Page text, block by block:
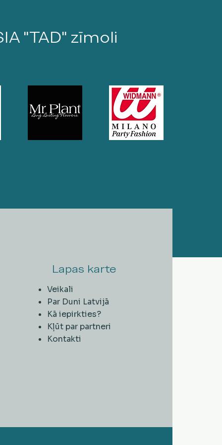
"TAD" zīmoli
Lapas karte
Veikali
Par Duni Latvijā
Kā iepirkties?
Kļūt par partneri
Kontakti